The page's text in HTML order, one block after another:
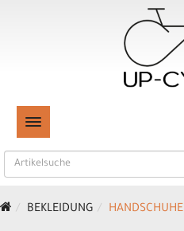
TOGGLE NAVIGATION
BEKLEIDUNG HANDSCHUHE